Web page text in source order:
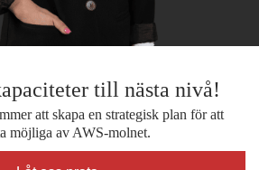
till nästa nivå!
att skapa en strategisk plan för att
möjliga av AWS-molnet.